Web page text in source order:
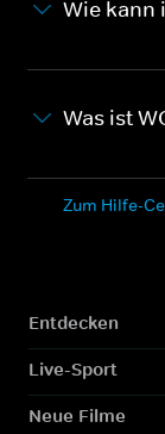
Wie kann
Was ist
Zum Hilfe-
Entdecken
Live-Sport
Neue Filme